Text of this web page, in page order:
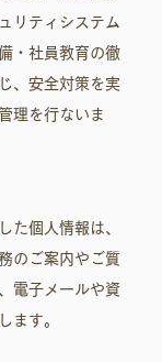
リティシステム
・社員教育の徹
、安全対策を実
理を行ないま
た個人情報は、
のご案内やご質
電子メールや資
ます。